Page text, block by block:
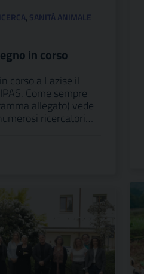
, SANITÀ ANIMALE
in corso
a Lazise il
Come sempre
allegato) vede
ricercatori…